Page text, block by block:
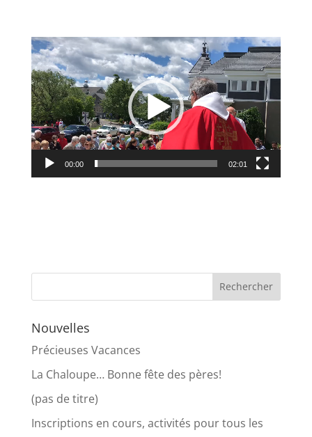
Lecteur
vidéo
00:00 02:01
Nouvelles
Précieuses Vacances
La Chaloupe… Bonne fête des pères!
(pas de titre)
Inscriptions en cours, activités pour tous les